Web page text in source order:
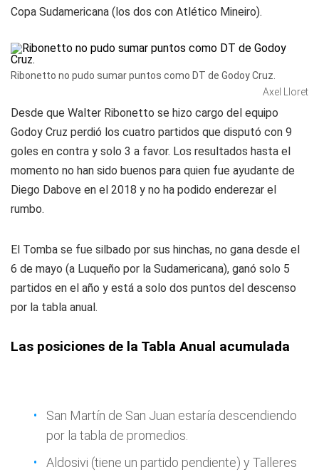
Copa Sudamericana (los dos con Atlético Mineiro).
Ribonetto no pudo sumar puntos como DT de Godoy Cruz.
Axel Lloret
Desde que Walter Ribonetto se hizo cargo del equipo
Godoy Cruz perdió los cuatro partidos que disputó con 9
goles en contra y solo 3 a favor. Los resultados hasta el
momento no han sido buenos para quien fue ayudante de
Diego Dabove en el 2018 y no ha podido enderezar el
rumbo.
El Tomba se fue silbado por sus hinchas, no gana desde el
6 de mayo (a Luqueño por la Sudamericana), ganó solo 5
partidos en el año y está a solo dos puntos del descenso
por la tabla anual.
Las posiciones de la Tabla Anual acumulada
San Martín de San Juan estaría descendiendo
por la tabla de promedios.
Aldosivi (tiene un partido pendiente) y Talleres